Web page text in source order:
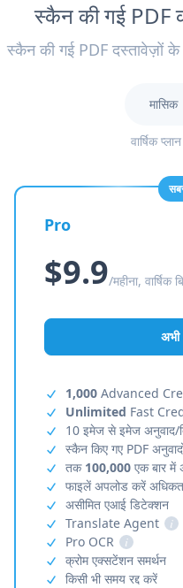
स्कैन की गई PDF
स्कैन की गई PDF दस्तावेज़ों
मासिक
वार्षिक
Pro
$9.9/महीना, वार्षिक
1,000 Advanced
Unlimited Fast
10 इमेज से इमेज अनुवाद/
स्कैन किए गए PDF
तक 100,000 एक बार में
फाइलें अपलोड करें
असीमित एआई डिटेक्शन
Translate Agent
i
Pro OCR
i
क्रोम एक्सटेंशन समर्थन
किसी भी समय रद्द करें